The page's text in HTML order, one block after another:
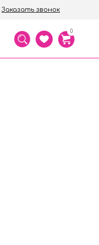
Заказать звонок
0